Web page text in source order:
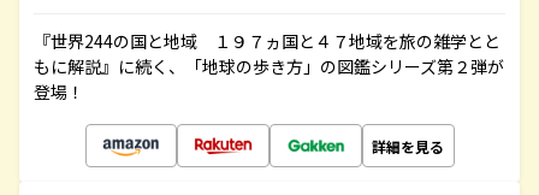
『世界244の国と地域 １９７ヵ国と４７地域を旅の雑学とと
もに解説』に続く、「地球の歩き方」の図鑑シリーズ第２弾が
登場！
詳細を見る